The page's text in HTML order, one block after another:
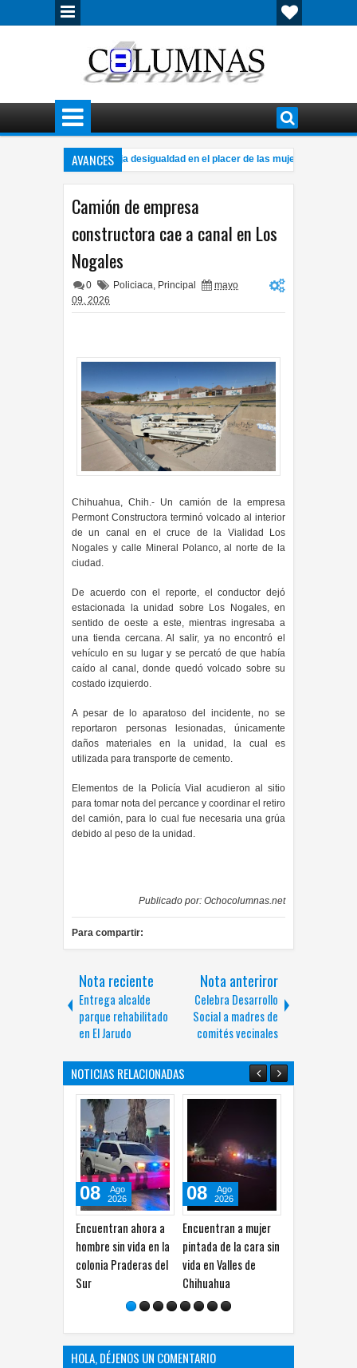
AVANCES
del orgasmo refleja desigualdad en el placer de las mujeres
Camión de empresa
constructora cae a canal en Los
Nogales
0 Policiaca, Principal
mayo
09, 2026
Chihuahua, Chih.- Un camión de la empresa
Permont Constructora terminó volcado al interior
de un canal en el cruce de la Vialidad Los
Nogales y calle Mineral Polanco, al norte de la
ciudad.
De acuerdo con el reporte, el conductor dejó
estacionada la unidad sobre Los Nogales, en
sentido de oeste a este, mientras ingresaba a
una tienda cercana. Al salir, ya no encontró el
vehículo en su lugar y se percató de que había
caído al canal, donde quedó volcado sobre su
costado izquierdo.
A pesar de lo aparatoso del incidente, no se
reportaron personas lesionadas, únicamente
daños materiales en la unidad, la cual es
utilizada para transporte de cemento.
Elementos de la Policía Vial acudieron al sitio
para tomar nota del percance y coordinar el retiro
del camión, para lo cual fue necesaria una grúa
debido al peso de la unidad.
Publicado por: Ochocolumnas.net
Para compartir:
Nota reciente
Entrega alcalde
parque rehabilitado
en El Jarudo
Nota anteriror
Celebra Desarrollo
Social a madres de
comités vecinales
NOTICIAS RELACIONADAS
Encuentran ahora a
hombre sin vida en la
colonia Praderas del
Ago
2026
Encuentran a mujer
pintada de la cara sin
vida en Valles de
Chihuahua
08
Ago
2026
Localizan a hombre
sin vida en domicilio
en la colonia Juan
HOLA, DÉJENOS UN COMENTARIO